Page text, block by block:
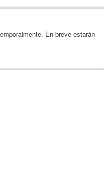
En breve estarán